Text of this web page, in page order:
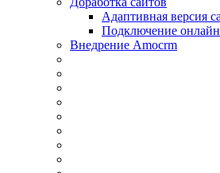
Адаптивная версия
Подключение
Внедрение Amocrm